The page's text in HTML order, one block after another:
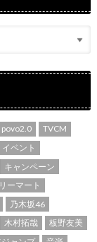
povo2.0
TVCM
イベント
キャンペーン
ーマート
乃木坂46
木村拓哉
板野友美